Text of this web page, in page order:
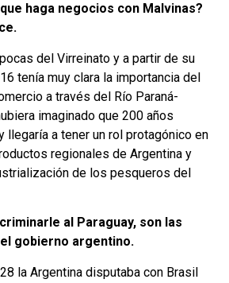
que haga negocios con Malvinas?
del Virreinato y a partir de su
tenía muy clara la importancia del
a través del Río Paraná-
imaginado que 200 años
llegaría a tener un rol protagónico en
regionales de Argentina y
de los pesqueros del
al Paraguay, son las
gobierno argentino.
la Argentina disputaba con Brasil